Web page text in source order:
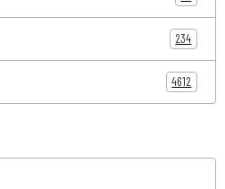
234
4612